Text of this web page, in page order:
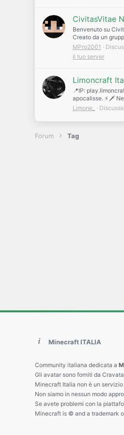
CivitasVitae
Benvenuto su
Creato da un
MPro2001
il tuo server
Limoncraft
📍IP:
apocalisse. ⚡🗡
Limone_
Forum Tag
Minecraft ITALIA
Community italiana dedicata a
Gli avatar sono forniti da
Minecraft Italia non è un
Non siamo in nessun modo
Se avete problemi con la
Minecraft is © and a trademark